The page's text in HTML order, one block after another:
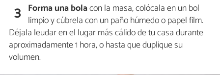
3 Forma una bolacon la masa, colócala en un bol
limpio y cúbrela con un paño húmedo o papel film.
Déjala leudar en el lugar más cálido de tu casa durante
aproximadamente 1 hora, o hasta que duplique su
volumen.